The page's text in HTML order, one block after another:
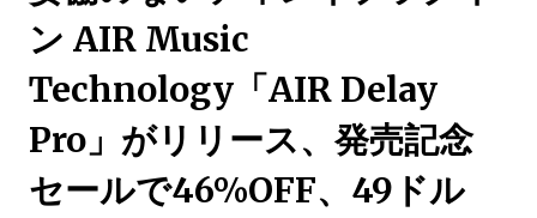
ン AIR Music
Technology「AIR Delay
Pro」がリリース、発売記念
セールで46%OFF、49ドル